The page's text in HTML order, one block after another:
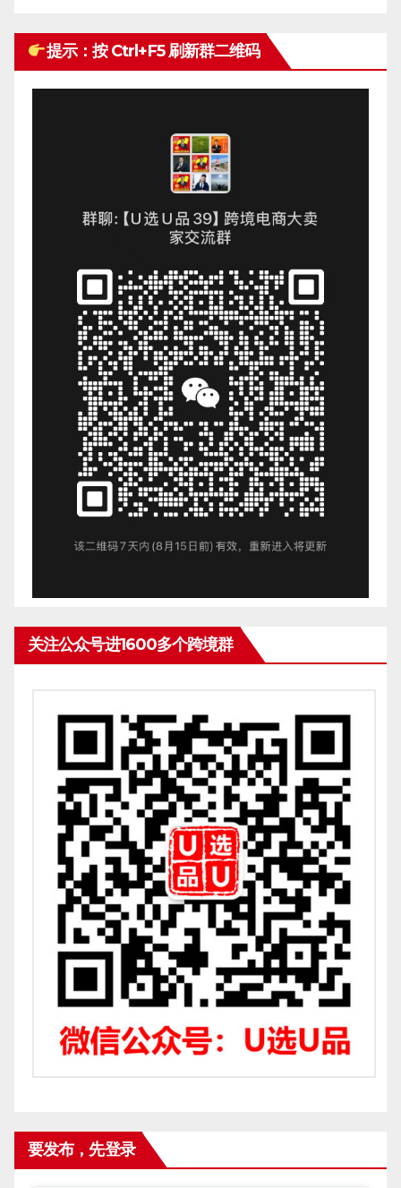
提示：按 Ctrl+F5 刷新群二维码
关注公众号进1600多个跨境群
要发布，先登录